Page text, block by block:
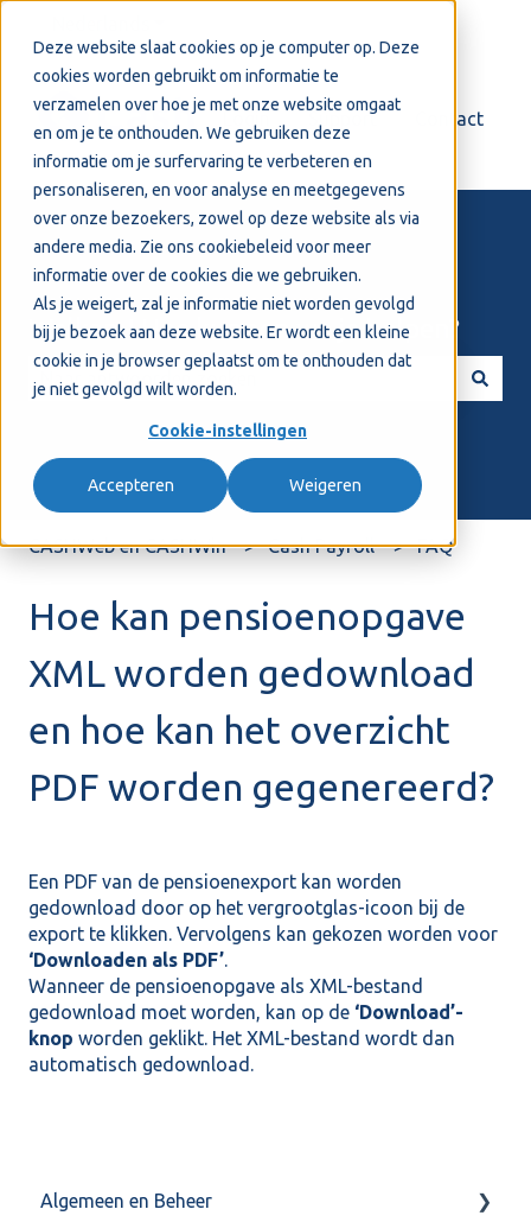
Deze website slaat cookies op je computer op. Deze
cookies worden gebruikt om informatie te
verzamelen over hoe je met onze website omgaat
en om je te onthouden. We gebruiken deze
informatie om je surfervaring te verbeteren en
personaliseren, en voor analyse en meetgegevens
over onze bezoekers, zowel op deze website als via
andere media. Zie ons cookiebeleid voor meer
informatie over de cookies die we gebruiken.
Als je weigert, zal je informatie niet worden gevolgd
bij je bezoek aan deze website. Er wordt een kleine
cookie in je browser geplaatst om te onthouden dat
je niet gevolgd wilt worden.
Cookie-instellingen
Accepteren Weigeren
Support Contact
Welkom! Hoe kunnen we je helpen?
CASHWeb en CASHWin Cash Payroll FAQ
Hoe kan pensioenopgave
XML worden gedownload
en hoe kan het overzicht
PDF worden gegenereerd?
Een PDF van de pensioenexport kan worden
gedownload door op het vergrootglas-icoon bij de
export te klikken. Vervolgens kan gekozen worden voor
‘Downloaden als PDF’.
Wanneer de pensioenopgave als XML-bestand
gedownload moet worden, kan op de ‘Download’-
knop worden geklikt. Het XML-bestand wordt dan
automatisch gedownload.
Algemeen en Beheer